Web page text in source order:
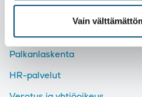
Vain
Talousjohtaminen
Palkanlaskenta
HR-palvelut